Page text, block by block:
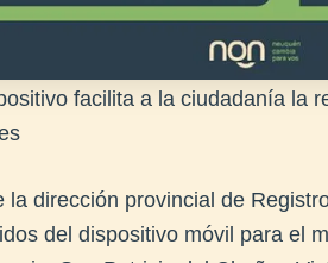
facilita a la ciudadanía la
la dirección provincial de
del dispositivo móvil para el